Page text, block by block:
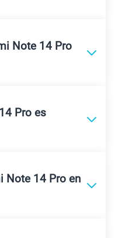
Note 14 Pro
Pro es
Note 14 Pro en